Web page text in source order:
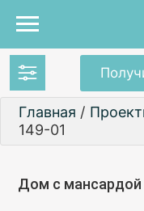
Главная /
149-01
Дом с мансардой